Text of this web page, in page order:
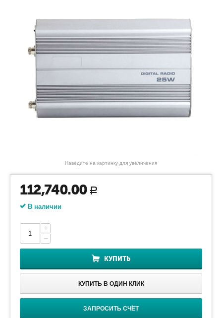
Наведите на картинку для увеличения
112,740.00 Р
В наличии
+
−
КУПИТЬ
КУПИТЬ В ОДИН КЛИК
ЗАПРОСИТЬ СЧЁТ